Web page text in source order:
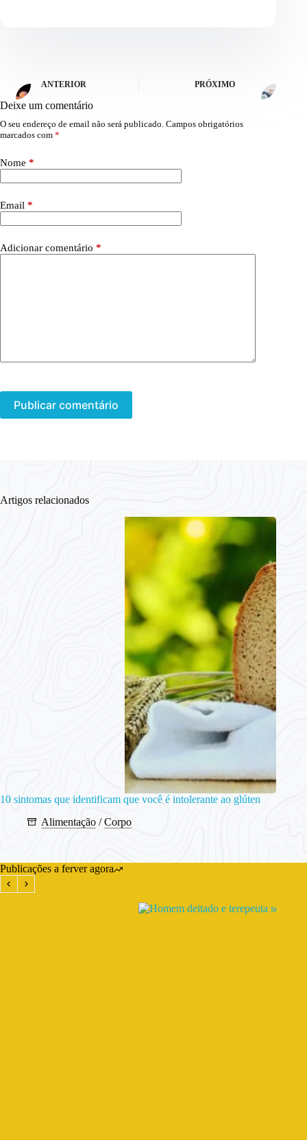
ANTERIOR PRÓXIMO
Deixe um comentário
O seu endereço de email não será publicado. Campos obrigatórios
marcados com *
Nome *
Email *
Adicionar comentário *
Publicar comentário
Artigos relacionados
10 sintomas que identificam que você é intolerante ao glúten
Alimentação /Corpo
Publicações a ferver agora